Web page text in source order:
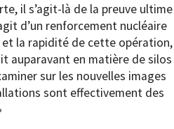
il s’agit-là de la preuve ultime
d’un renforcement nucléaire
et la rapidité de cette opération,
auparavant en matière de silos
sur les nouvelles images
sont effectivement des